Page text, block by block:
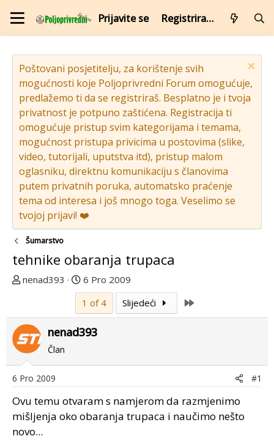
Prijavite se Registrirajte se
Poštovani posjetitelju, za korištenje svih
mogućnosti koje Poljoprivredni Forum omogućuje,
predlažemo ti da se registriraš. Besplatno je i tvoja
privatnost je potpuno zaštićena. Registracija ti
omogućuje pristup svim kategorijama i temama,
mogućnost pristupa privicima u postovima (slike,
video, tutorijali, uputstva itd), pristup malom
oglasniku, direktnu komunikaciju s članovima
putem privatnih poruka, automatsko praćenje
tema od interesa i još mnogo toga. Veselimo se
tvojoj prijavi! ❤️
Šumarstvo
tehnike obaranja trupaca
T
u
p
o
r
e
n
u
o
nenad393
D
a
t
u
m
o
g
p
6 Pro 2009
1 of 4
Slijedeći
nenad393
Član
6 Pro 2009 #1
Ovu temu otvaram s namjerom da razmjenimo
mišljenja oko obaranja trupaca i naučimo nešto
novo...